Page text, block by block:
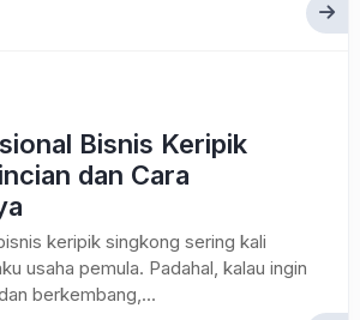
Bisnis Keripik
dan Cara
keripik singkong sering kali
usaha pemula. Padahal, kalau ingin
berkembang,...